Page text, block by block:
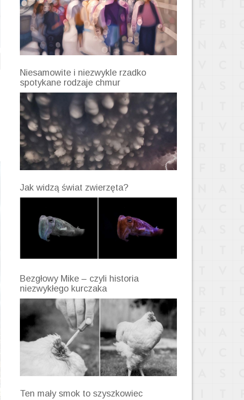
Niesamowite i niezwykle rzadko
spotykane rodzaje chmur
Jak widzą świat zwierzęta?
Bezgłowy Mike – czyli historia
niezwykłego kurczaka
Ten mały smok to szyszkowiec